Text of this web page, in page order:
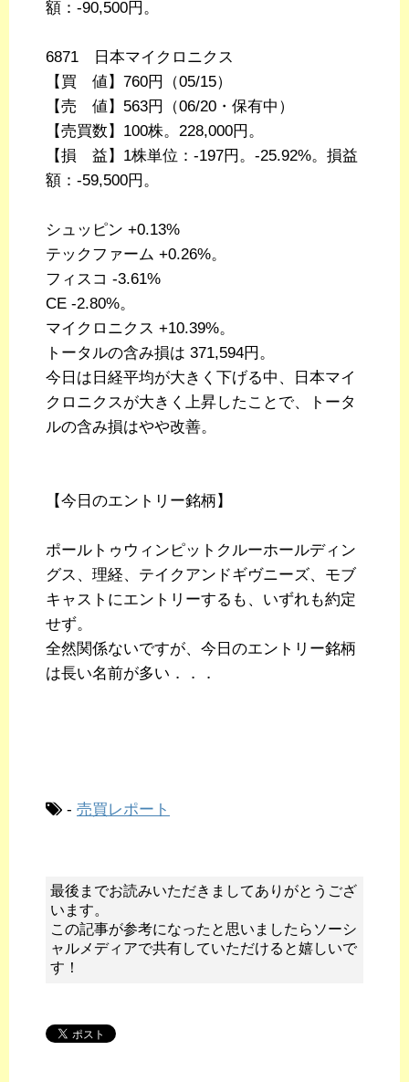
額：-90,500円。
6871 日本マイクロニクス
【買 値】760円（05/15）
【売 値】563円（06/20・保有中）
【売買数】100株。228,000円。
【損 益】1株単位：-197円。-25.92%。損益
額：-59,500円。
シュッピン +0.13%
テックファーム +0.26%。
フィスコ -3.61%
CE -2.80%。
マイクロニクス +10.39%。
トータルの含み損は 371,594円。
今日は日経平均が大きく下げる中、日本マイ
クロニクスが大きく上昇したことで、トータ
ルの含み損はやや改善。
【今日のエントリー銘柄】
ポールトゥウィンピットクルーホールディン
グス、理経、テイクアンドギヴニーズ、モブ
キャストにエントリーするも、いずれも約定
せず。
全然関係ないですが、今日のエントリー銘柄
は長い名前が多い．．．
- 売買レポート
最後までお読みいただきましてありがとうござ
います。
この記事が参考になったと思いましたらソーシ
ャルメディアで共有していただけると嬉しいで
す！